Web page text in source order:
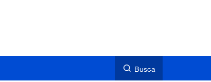
Busca